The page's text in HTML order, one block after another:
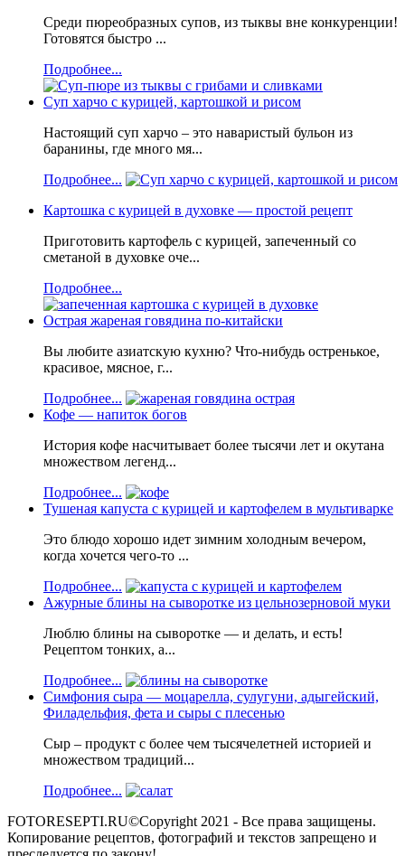
Среди пюреобразных супов, из тыквы вне конкуренции!
Готовятся быстро ...
Подробнее...
Суп харчо с курицей, картошкой и рисом
Настоящий суп харчо – это наваристый бульон из
баранины, где много мя...
Подробнее...
Картошка с курицей в духовке — простой рецепт
Приготовить картофель с курицей, запеченный со
сметаной в духовке оче...
Подробнее...
Острая жареная говядина по-китайски
Вы любите азиатскую кухню? Что-нибудь остренькое,
красивое, мясное, г...
Подробнее...
Кофе — напиток богов
История кофе насчитывает более тысячи лет и окутана
множеством легенд...
Подробнее...
Тушеная капуста с курицей и картофелем в мультиварке
Это блюдо хорошо идет зимним холодным вечером,
когда хочется чего-то ...
Подробнее...
Ажурные блины на сыворотке из цельнозерновой муки
Люблю блины на сыворотке — и делать, и есть!
Рецептом тонких, а...
Подробнее...
Симфония сыра — моцарелла, сулугуни, адыгейский,
Филадельфия, фета и сыры с плесенью
Сыр – продукт с более чем тысячелетней историей и
множеством традиций...
Подробнее...
FOTORESEPTI.RU©Copyright 2021 - Все права защищены.
Копирование рецептов, фотографий и текстов запрещено и